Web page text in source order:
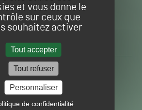
et vous donne le
sur ceux que
souhaitez activer
Tout accepter
Tout refuser
Personnaliser
de confidentialité
Gazon
Sport
H24
-
l’info autour du
PRATIQUES